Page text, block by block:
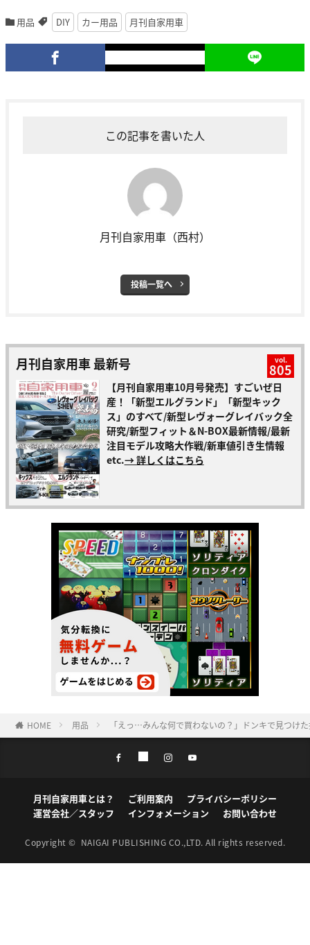
用品 DIY カー用品 月刊自家用車
この記事を書いた人
月刊自家用車（西村）
投稿一覧へ
月刊自家用車 最新号 vol.
805
【月刊自家用車10月号発売】すごいぜ日
産！「新型エルグランド」「新型キック
ス」のすべて/新型レヴォーグレイバック全
研究/新型フィット＆N-BOX最新情報/最新
注目モデル攻略大作戦/新車値引き生情報
etc.→ 詳しくはこちら
HOME 用品 「えっ…みんな何で買わないの？」ドンキで見つけ
月刊自家用車とは？ ご利用案内
プライバシーポリシー
運営会社／スタッフ
インフォメーション お問い合わせ
Copyright © NAIGAI PUBLISHING CO.,LTD. All rights reserved.